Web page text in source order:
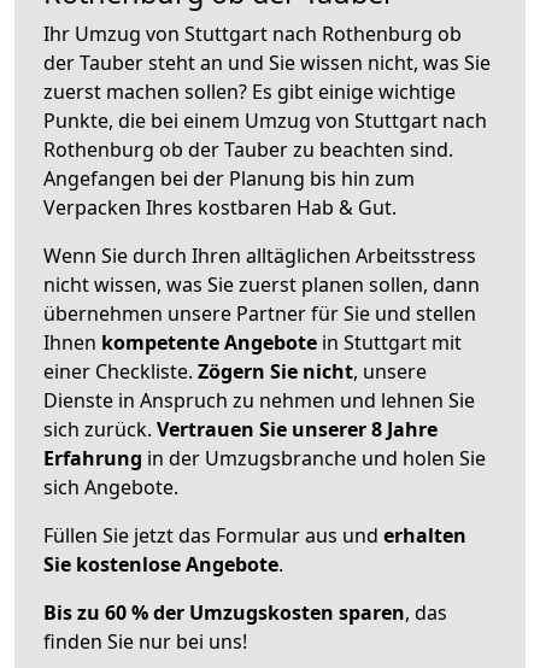
Ihr Umzug von Stuttgart nach Rothenburg ob
der Tauber steht an und Sie wissen nicht, was Sie
zuerst machen sollen? Es gibt einige wichtige
Punkte, die bei einem Umzug von Stuttgart nach
Rothenburg ob der Tauber zu beachten sind.
Angefangen bei der Planung bis hin zum
Verpacken Ihres kostbaren Hab & Gut.
Wenn Sie durch Ihren alltäglichen Arbeitsstress
nicht wissen, was Sie zuerst planen sollen, dann
übernehmen unsere Partner für Sie und stellen
Ihnen kompetente Angebote in Stuttgart mit
einer Checkliste. Zögern Sie nicht, unsere
Dienste in Anspruch zu nehmen und lehnen Sie
sich zurück. Vertrauen Sie unserer 8 Jahre
Erfahrung in der Umzugsbranche und holen Sie
sich Angebote.
Füllen Sie jetzt das Formular aus und erhalten
Sie kostenlose Angebote.
Bis zu 60 % der Umzugskosten sparen, das
finden Sie nur bei uns!